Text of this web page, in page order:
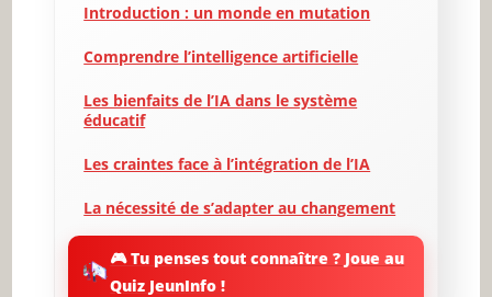
Introduction : un monde en mutation
Comprendre l’intelligence artificielle
Les bienfaits de l’IA dans le système
éducatif
Les craintes face à l’intégration de l’IA
La nécessité de s’adapter au changement
L’éthique et la responsabilité de
l’utilisation de l’IA
🎮 Tu penses tout connaître ? Joue au
Quiz JeunInfo !